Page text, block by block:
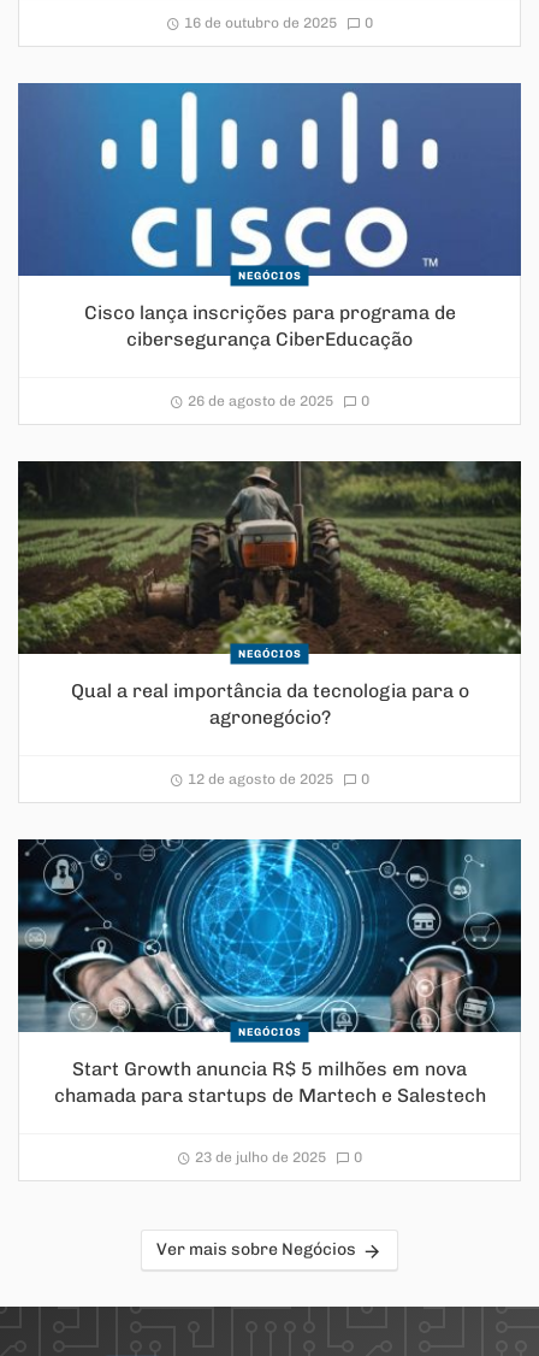
16 de outubro de 2025 0
NEGÓCIOS
Cisco lança inscrições para programa de
cibersegurança CiberEducação
26 de agosto de 2025 0
NEGÓCIOS
Qual a real importância da tecnologia para o
agronegócio?
12 de agosto de 2025 0
NEGÓCIOS
Start Growth anuncia R$ 5 milhões em nova
chamada para startups de Martech e Salestech
23 de julho de 2025 0
Ver mais sobre Negócios